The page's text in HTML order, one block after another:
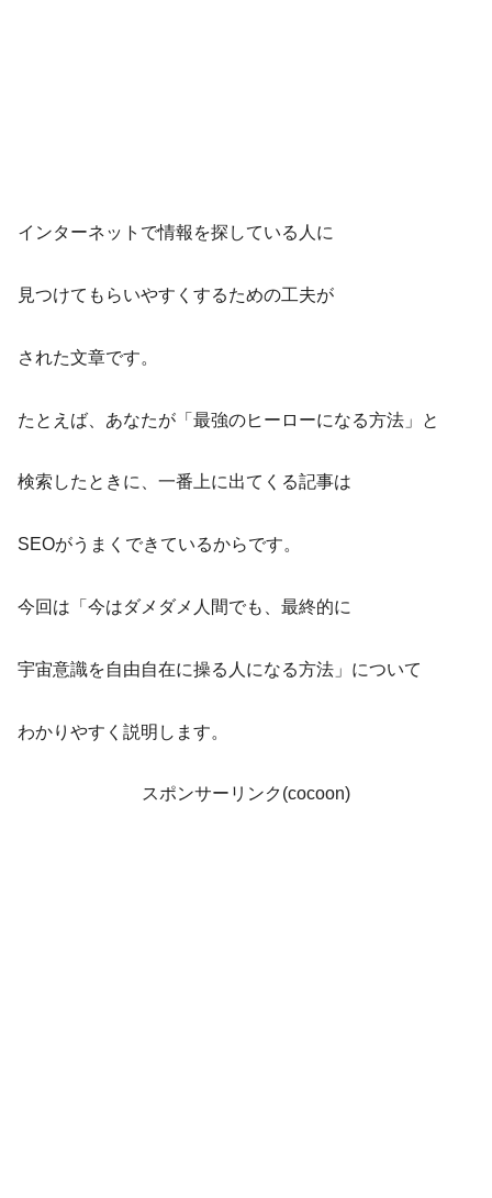
インターネットで情報を探している人に
見つけてもらいやすくするための工夫が
された文章です。
たとえば、あなたが「最強のヒーローになる方法」と
検索したときに、一番上に出てくる記事は
SEOがうまくできているからです。
今回は「今はダメダメ人間でも、最終的に
宇宙意識を自由自在に操る人になる方法」について
わかりやすく説明します。
スポンサーリンク(cocoon)